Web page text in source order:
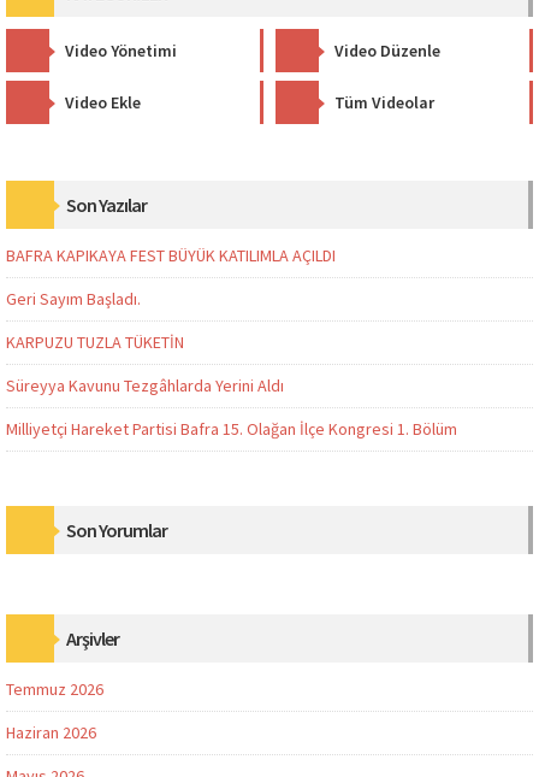
Video Yönetimi Video Düzenle
Video Ekle Tüm Videolar
Son Yazılar
BAFRA KAPIKAYA FEST BÜYÜK KATILIMLA AÇILDI
Geri Sayım Başladı.
KARPUZU TUZLA TÜKETİN
Süreyya Kavunu Tezgâhlarda Yerini Aldı
Milliyetçi Hareket Partisi Bafra 15. Olağan İlçe Kongresi 1. Bölüm
Son Yorumlar
Arşivler
Temmuz 2026
Haziran 2026